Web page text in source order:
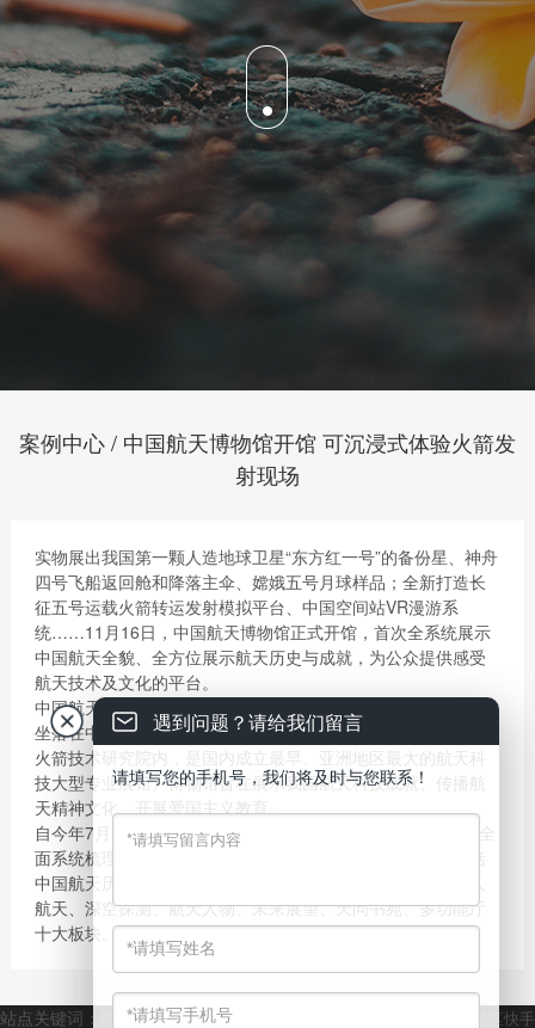
案例中心 / 中国航天博物馆开馆 可沉浸式体验火箭发
射现场
实物展出我国第一颗人造地球卫星“东方红一号”的备份星、神舟
四号飞船返回舱和降落主伞、嫦娥五号月球样品；全新打造长
征五号运载火箭转运发射模拟平台、中国空间站VR漫游系
统……11月16日，中国航天博物馆正式开馆，首次全系统展示
中国航天全貌、全方位展示航天历史与成就，为公众提供感受
航天技术及文化的平台。
中国航天博物馆前身为中华航天博物馆，于1992年建成开放，
坐落在中国航天的发祥地——位于北京东高地地区的中国运载
火箭技术研究院内，是国内成立最早、亚洲地区最大的航天科
技大型专业展馆。博物馆旨在展示我国航天科技成就、传播航
天精神文化、开展爱国主义教育。
自今年7月份起，中国航天博物馆启动了展厅升级改造工程，全
面系统梳理了中国航天发展历程及取得的成就，展陈内容包括
中国航天历史和精神、导弹武器、运载火箭、人造卫星、载人
航天、深空探测、航天人物、未来展望、天问书苑、多功能厅
十大板块。
站点关键词： 阿勒泰地区短视频拍摄剪辑 阿勒泰地区快手
遇到问题？请给我们留言
请填写您的手机号，我们将及时与您联系！